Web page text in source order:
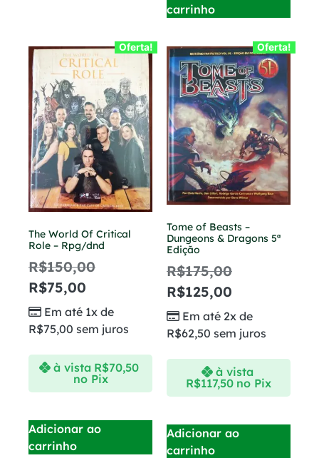
carrinho
Oferta!
The World Of Critical
Role – Rpg/dnd
R$150,00
R$75,00
Em até 1x de
R$75,00 sem juros
à vista R$70,50
no Pix
Adicionar ao
carrinho
Oferta!
Tome of Beasts –
Dungeons & Dragons 5ª
Edição
R$175,00
R$125,00
Em até 2x de
R$62,50 sem juros
à vista
R$117,50 no Pix
Adicionar ao
carrinho